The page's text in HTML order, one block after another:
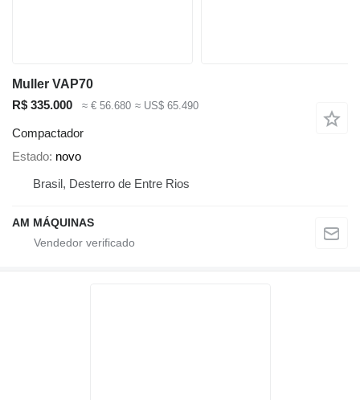
Muller VAP70
R$ 335.000
≈ € 56.680 ≈ US$ 65.490
Compactador
Estado novo
Brasil, Desterro de Entre Rios
AM MÁQUINAS